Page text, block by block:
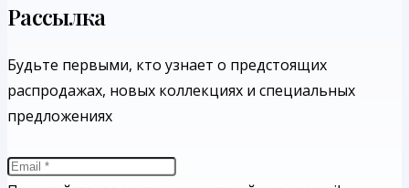
Рассылка
Будьте первыми, кто узнает о предстоящих
распродажах, новых коллекциях и специальных
предложениях